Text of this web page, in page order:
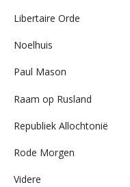
Libertaire Orde
Noelhuis
Paul Mason
Raam op Rusland
Republiek Allochtonië
Rode Morgen
Videre